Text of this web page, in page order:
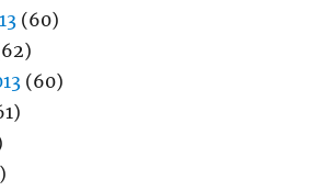
(60)
(60)